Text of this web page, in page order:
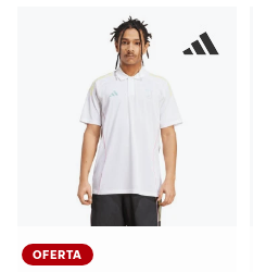
OFERTA